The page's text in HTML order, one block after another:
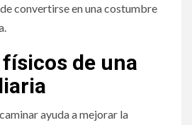
convertirse en una costumbre
de una
ayuda a mejorar la